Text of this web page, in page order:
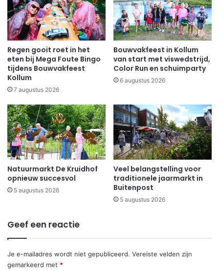
Regen gooit roet in het
eten bij Mega Foute Bingo
tijdens Bouwvakfeest
Kollum
7 augustus 2026
Bouwvakfeest in Kollum
van start met viswedstrijd,
Color Run en schuimparty
6 augustus 2026
Natuurmarkt De Kruidhof
opnieuw succesvol
5 augustus 2026
Veel belangstelling voor
traditionele jaarmarkt in
Buitenpost
5 augustus 2026
Geef een reactie
Je e-mailadres wordt niet gepubliceerd. Vereiste velden zijn
gemarkeerd met *